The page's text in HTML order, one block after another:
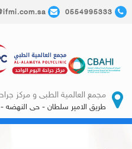
0554995333
مجمع العالمية الطبى و مركز
طريق الامير سلطان - حى النهضه -